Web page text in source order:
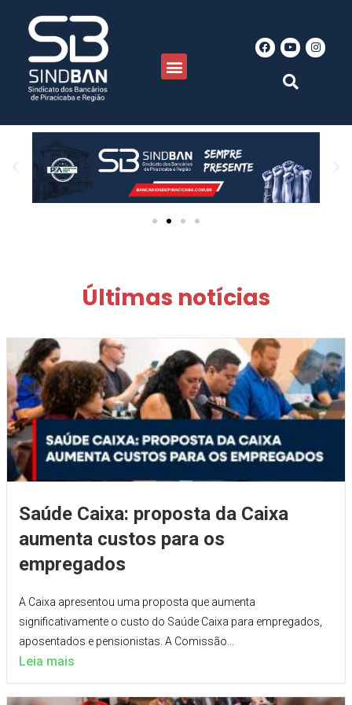
Últimas notícias
Saúde Caixa: proposta da Caixa
aumenta custos para os
empregados
A Caixa apresentou uma proposta que aumenta
significativamente o custo do Saúde Caixa para empregados,
aposentados e pensionistas. A Comissão...
Leia mais